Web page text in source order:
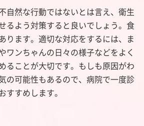
自然な行動ではないとは言え、衛生
るよう対策すると良いでしょう。食
ります。適切な対応をするには、ま
ワンちゃんの日々の様子などをよく
ることが大切です。もしも原因がわ
の可能性もあるので、病院で一度診
すすめします。